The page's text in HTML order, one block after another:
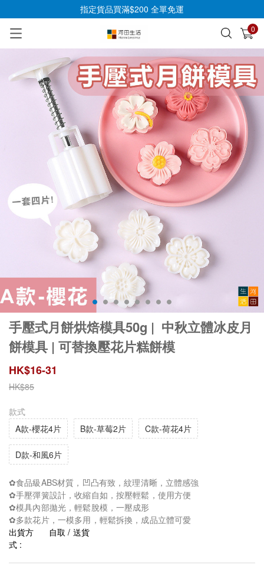
指定貨品買滿$200 全單免運
0
已加入購物車 查看
手壓式月餅烘焙模具50g | 中秋立體冰皮月
餅模具 | 可替換壓花片糕餅模
HK$16-31
HK$85
款式
A款-櫻花4片
B款-草莓2片 C款-荷花4片
D款-和風6片
✿食品級ABS材質，凹凸有致，紋理清𥇦，立體感強
✿手壓彈簧設計，收縮自如，按壓輕鬆，使用方便
✿模具內部拋光，輕鬆脫模，一壓成形
✿多款花片，一模多用，輕鬆拆換，成品立體可愛
出貨方
式 :
自取 / 送貨